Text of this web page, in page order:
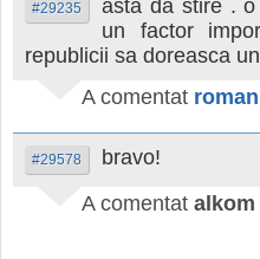
#29235
asta da stire .
un factor
republicii sa doreasca
A comentat
#29578
bravo!
A comentat alkom